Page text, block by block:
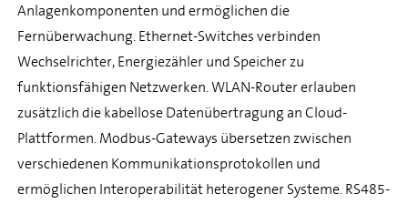
Anlagenkomponenten und ermöglichen die
Fernüberwachung. Ethernet-Switches verbinden
Wechselrichter, Energiezähler und Speicher zu
funktionsfähigen Netzwerken. WLAN-Router erlauben
zusätzlich die kabellose Datenübertragung an Cloud-
Plattformen. Modbus-Gateways übersetzen zwischen
verschiedenen Kommunikationsprotokollen und
ermöglichen Interoperabilität heterogener Systeme. RS485-